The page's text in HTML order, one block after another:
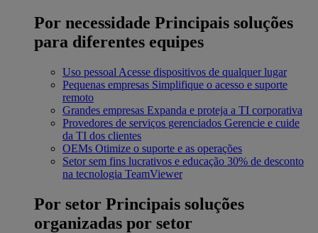
Por necessidade Principais soluções
para diferentes equipes
Uso pessoal Acesse dispositivos de qualquer lugar
Pequenas empresas Simplifique o acesso e suporte
remoto
Grandes empresas Expanda e proteja a TI corporativa
Provedores de serviços gerenciados Gerencie e cuide
da TI dos clientes
OEMs Otimize o suporte e as operações
Setor sem fins lucrativos e educação 30% de desconto
na tecnologia TeamViewer
Por setor Principais soluções
organizadas por setor